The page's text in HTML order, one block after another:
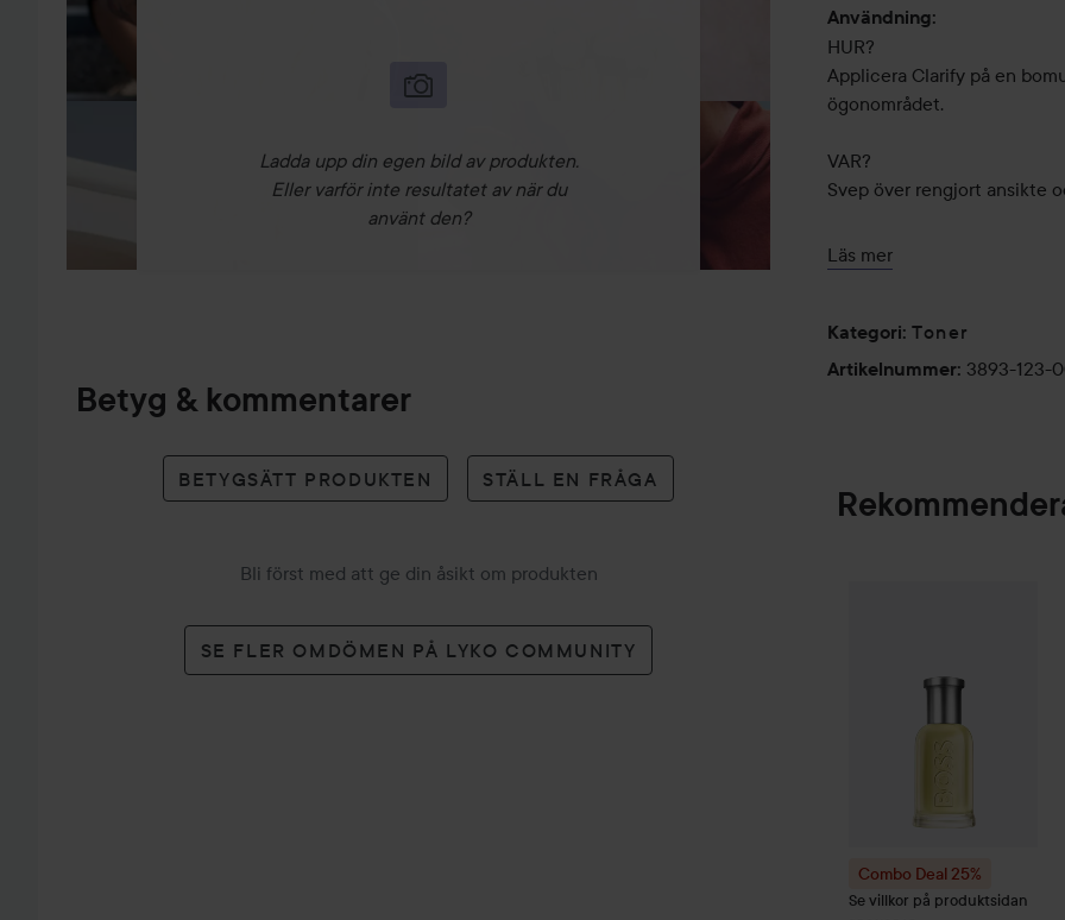
Ladda upp din egen bild av produkten.
Eller varför inte resultatet av när du
använt den?
Betyg & kommentarer
BETYGSÄTT PRODUKTEN STÄLL EN FRÅGA
Bli först med att ge din åsikt om produkten
SE FLER OMDÖMEN PÅ LYKO COMMUNITY
Användning:
HUR?
Applicera Clarify på en
ögonområdet.
VAR?
Svep över rengjort ansikte
NÄR?
Morgon eller kväll efter
FÖR VEM?
Clarify behandlar
80 ml
Läs mer
Kategori: Toner
Artikelnummer: 3893-123-
Combo Deal 25%
Se villkor på produktsidan